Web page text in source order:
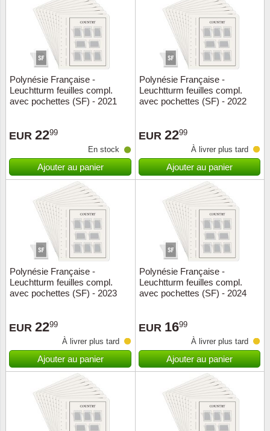
Polynésie Française -
Leuchtturm feuilles compl.
avec pochettes (SF) - 2021
EUR 2299
En stock
Ajouter au panier
Polynésie Française -
Leuchtturm feuilles compl.
avec pochettes (SF) - 2022
EUR 2299
À livrer plus tard
Ajouter au panier
Polynésie Française -
Leuchtturm feuilles compl.
avec pochettes (SF) - 2023
EUR 2299
À livrer plus tard
Ajouter au panier
Polynésie Française -
Leuchtturm feuilles compl.
avec pochettes (SF) - 2024
EUR 1699
À livrer plus tard
Ajouter au panier
Année
Etats-
Fleurs